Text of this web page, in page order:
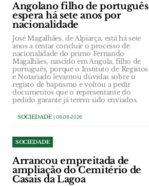
Angolano filho de português
espera há sete anos por
nacionalidade
José Magalhães, de Alpiarça, está há sete
anos a tentar concluir o processo de
nacionalidade do primo Fernando
Magalhães, nascido em Angola, filho de
português, porque o Instituto de Registos
e Notariado levantou dúvidas sobre o
registo de baptismo e voltou a pedir
documentos que o representante do
pedido garante já terem sido enviados.
SOCIEDADE| 08-08-2026
SOCIEDADE
Arrancou empreitada de
ampliação do Cemitério de
Casais da Lagoa